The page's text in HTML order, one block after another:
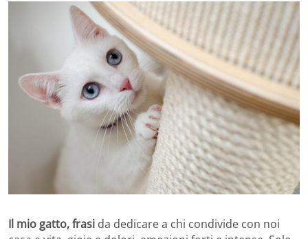
Il mio gatto, frasi da dedicare a chi condivide con noi